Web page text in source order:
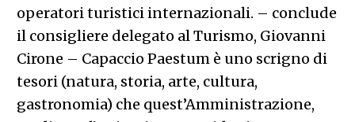
operatori turistici internazionali. – conclude
il consigliere delegato al Turismo, Giovanni
Cirone – Capaccio Paestum è uno scrigno di
tesori (natura, storia, arte, cultura,
gastronomia) che quest’Amministrazione,